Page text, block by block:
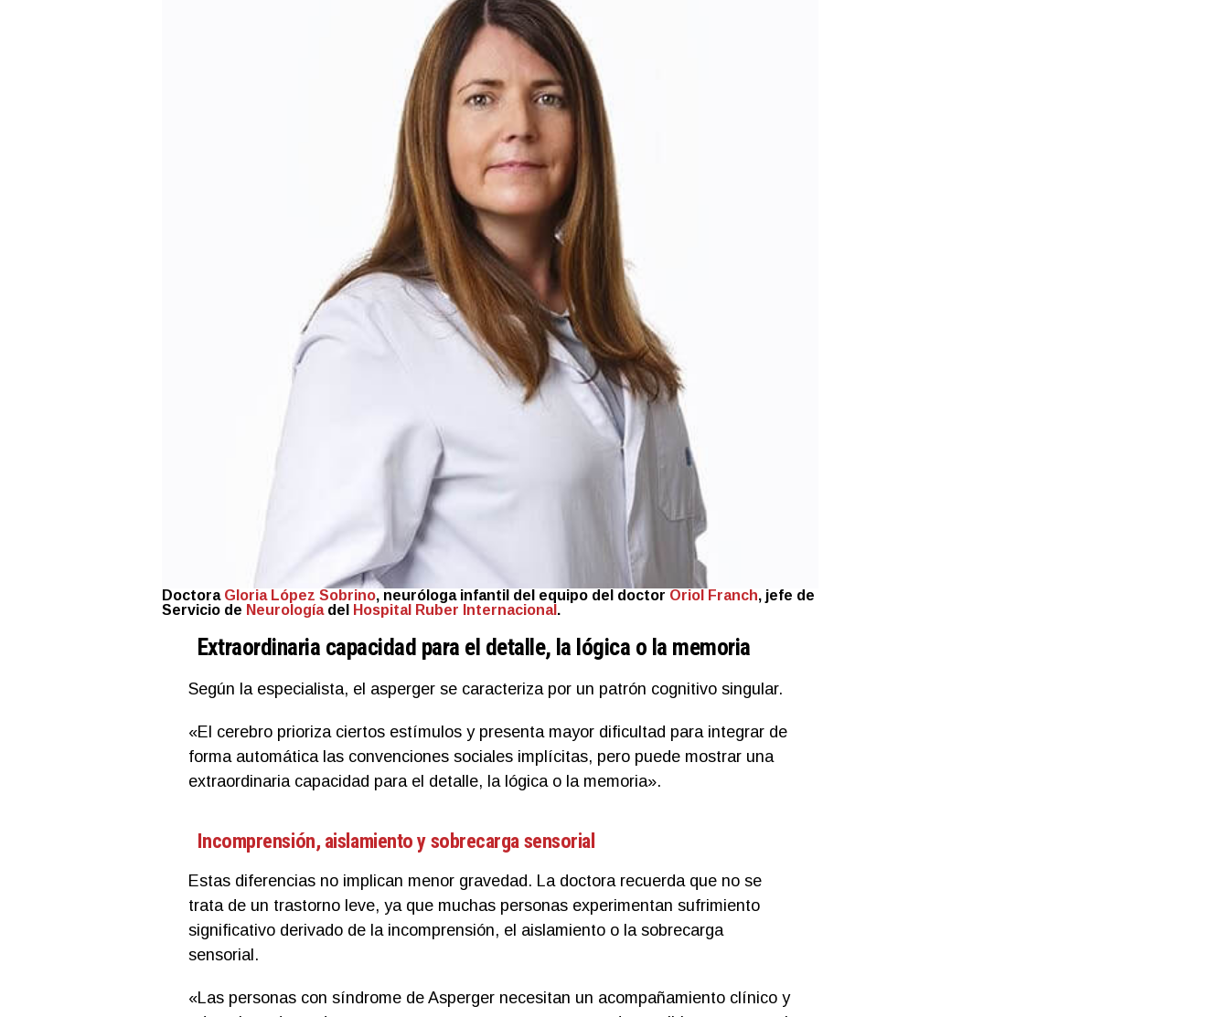
Doctora Gloria López Sobrino, neuróloga infantil del equipo del doctor Oriol Franch, jefe de
Servicio de Neurologíadel Hospital Ruber Internacional .
Extraordinaria capacidad para el detalle, la lógica o la memoria
Según la especialista, el asperger se caracteriza por un patrón cognitivo singular.
«El cerebro prioriza ciertos estímulos y presenta mayor dificultad para integrar de
forma automática las convenciones sociales implícitas, pero puede mostrar una
extraordinaria capacidad para el detalle, la lógica o la memoria».
Incomprensión, aislamiento y sobrecarga sensorial
Estas diferencias no implican menor gravedad. La doctora recuerda que no se
trata de un trastorno leve, ya que muchas personas experimentan sufrimiento
significativo derivado de la incomprensión, el aislamiento o la sobrecarga
sensorial.
«Las personas con síndrome de Asperger necesitan un acompañamiento clínico y